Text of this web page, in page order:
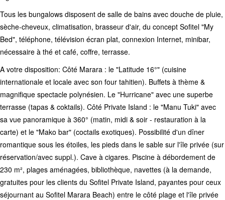
Tous les bungalows disposent de salle de bains avec douche de pluie,
sèche-cheveux, climatisation, brasseur d'air, du concept Sofitel "My
Bed", téléphone, télévision écran plat, connexion Internet, minibar,
nécessaire à thé et café, coffre, terrasse.
A votre disposition: Côté Marara : le "Latitude 16°" (cuisine
internationale et locale avec son four tahitien). Buffets à thème &
magnifique spectacle polynésien. Le "Hurricane" avec une superbe
terrasse (tapas & coktails). Côté Private Island : le "Manu Tuki" avec
sa vue panoramique à 360° (matin, midi & soir - restauration à la
carte) et le "Mako bar" (coctails exotiques). Possibilité d'un dîner
romantique sous les étoiles, les pieds dans le sable sur l'île privée (sur
réservation/avec suppl.). Cave à cigares. Piscine à débordement de
230 m², plages aménagées, bibliothèque, navettes (à la demande,
gratuites pour les clients du Sofitel Private Island, payantes pour ceux
séjournant au Sofitel Marara Beach) entre le côté plage et l'île privée